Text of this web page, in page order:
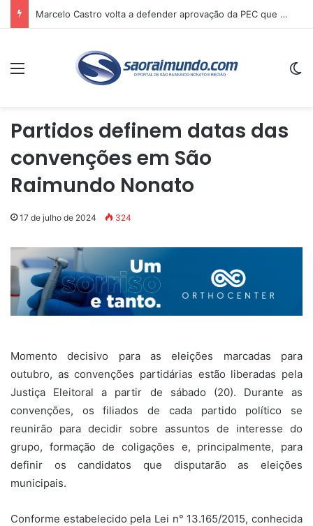
Marcelo Castro volta a defender aprovação da PEC que acaba com a escala 6×1 e avalia clima no Senado
Menu
Partidos definem datas das
convenções em São
Raimundo Nonato
17 de julho de 2024 324
Momento decisivo para as eleições marcadas para
outubro, as convenções partidárias estão liberadas pela
Justiça Eleitoral a partir de sábado (20). Durante as
convenções, os filiados de cada partido político se
reunirão para decidir sobre assuntos de interesse do
grupo, formação de coligações e, principalmente, para
definir os candidatos que disputarão as eleições
municipais.
Conforme estabelecido pela Lei n° 13.165/2015, conhecida